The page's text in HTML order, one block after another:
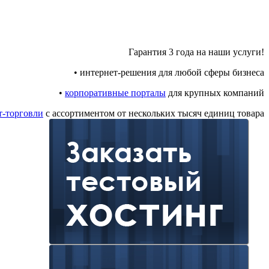
Гарантия 3 года на наши услуги!
• интернет-решения для любой сферы бизнеса
• корпоративные порталы для крупных компаний
торговли с ассортиментом от нескольких тысяч единиц товара